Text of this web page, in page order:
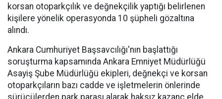
korsan otoparkçılık ve değnekçilik yaptığı belirlenen
kişilere yönelik operasyonda 10 şüpheli gözaltına
alındı.
Ankara Cumhuriyet Başsavcılığı'nın başlattığı
soruşturma kapsamında Ankara Emniyet Müdürlüğü
Asayiş Şube Müdürlüğü ekipleri, değnekçi ve korsan
otoparkçıların bazı cadde ve işletmelerin önlerinde
sürücülerden park parası alarak haksız kazanç elde